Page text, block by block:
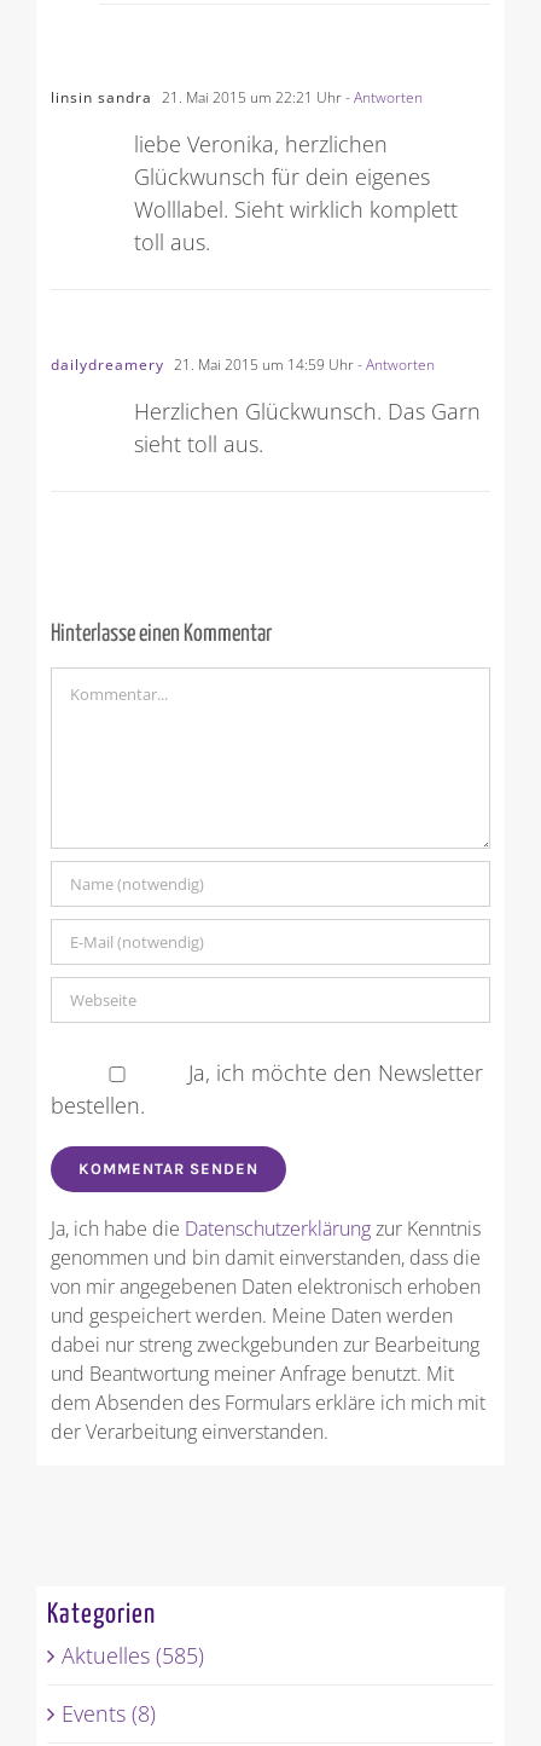
linsin sandra 21. Mai 2015 um 22:21 Uhr- Antworten
liebe Veronika, herzlichen
Glückwunsch für dein eigenes
Wolllabel. Sieht wirklich komplett
toll aus.
dailydreamery 21. Mai 2015 um 14:59 Uhr- Antworten
Herzlichen Glückwunsch. Das Garn
sieht toll aus.
Hinterlasse einen Kommentar
Ja, ich möchte den Newsletter
bestellen.
Ja, ich habe die Datenschutzerklärungzur Kenntnis
genommen und bin damit einverstanden, dass die
von mir angegebenen Daten elektronisch erhoben
und gespeichert werden. Meine Daten werden
dabei nur streng zweckgebunden zur Bearbeitung
und Beantwortung meiner Anfrage benutzt. Mit
dem Absenden des Formulars erkläre ich mich mit
der Verarbeitung einverstanden.
Kategorien
Aktuelles (585)
Events (8)